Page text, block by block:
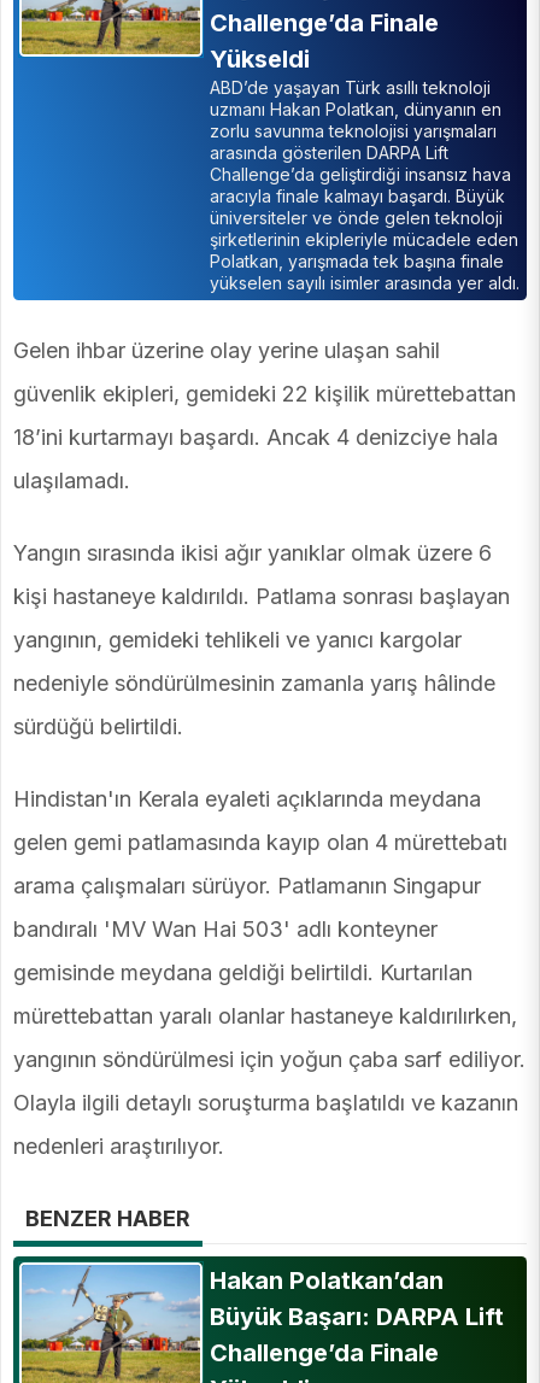
Challenge’da Finale
Yükseldi
ABD’de yaşayan Türk asıllı teknoloji
uzmanı Hakan Polatkan, dünyanın en
zorlu savunma teknolojisi yarışmaları
arasında gösterilen DARPA Lift
Challenge’da geliştirdiği insansız hava
aracıyla finale kalmayı başardı. Büyük
üniversiteler ve önde gelen teknoloji
şirketlerinin ekipleriyle mücadele eden
Polatkan, yarışmada tek başına finale
yükselen sayılı isimler arasında yer aldı.
Gelen ihbar üzerine olay yerine ulaşan sahil
güvenlik ekipleri, gemideki 22 kişilik mürettebattan
18’ini kurtarmayı başardı. Ancak 4 denizciye hala
ulaşılamadı.
Yangın sırasında ikisi ağır yanıklar olmak üzere 6
kişi hastaneye kaldırıldı. Patlama sonrası başlayan
yangının, gemideki tehlikeli ve yanıcı kargolar
nedeniyle söndürülmesinin zamanla yarış hâlinde
sürdüğü belirtildi.
Hindistan'ın Kerala eyaleti açıklarında meydana
gelen gemi patlamasında kayıp olan 4 mürettebatı
arama çalışmaları sürüyor. Patlamanın Singapur
bandıralı 'MV Wan Hai 503' adlı konteyner
gemisinde meydana geldiği belirtildi. Kurtarılan
mürettebattan yaralı olanlar hastaneye kaldırılırken,
yangının söndürülmesi için yoğun çaba sarf ediliyor.
Olayla ilgili detaylı soruşturma başlatıldı ve kazanın
nedenleri araştırılıyor.
BENZER HABER
Hakan Polatkan’dan
Büyük Başarı: DARPA Lift
Challenge’da Finale